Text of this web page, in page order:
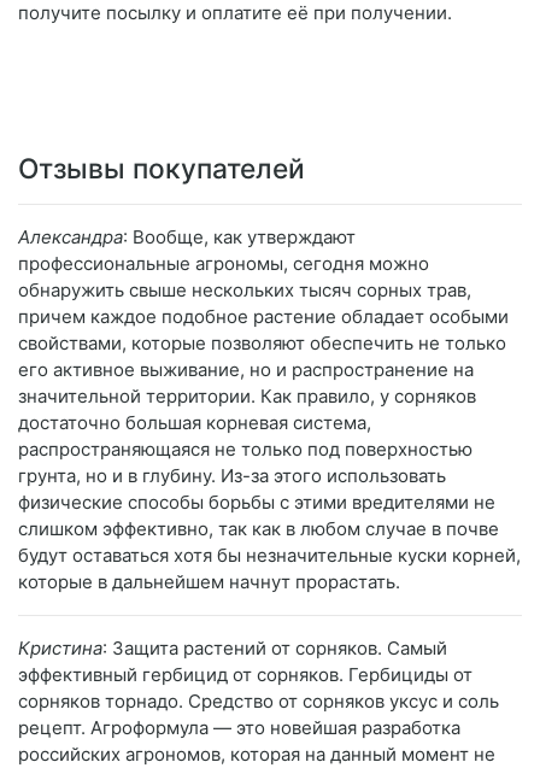
получите посылку и оплатите её при получении.
Отзывы покупателей
Александра: Вообще, как утверждают
профессиональные агрономы, сегодня можно
обнаружить свыше нескольких тысяч сорных трав,
причем каждое подобное растение обладает особыми
свойствами, которые позволяют обеспечить не только
его активное выживание, но и распространение на
значительной территории. Как правило, у сорняков
достаточно большая корневая система,
распространяющаяся не только под поверхностью
грунта, но и в глубину. Из-за этого использовать
физические способы борьбы с этими вредителями не
слишком эффективно, так как в любом случае в почве
будут оставаться хотя бы незначительные куски корней,
которые в дальнейшем начнут прорастать.
Кристина: Защита растений от сорняков. Самый
эффективный гербицид от сорняков. Гербициды от
сорняков торнадо. Средство от сорняков уксус и соль
рецепт. Агроформула — это новейшая разработка
российских агрономов, которая на данный момент не